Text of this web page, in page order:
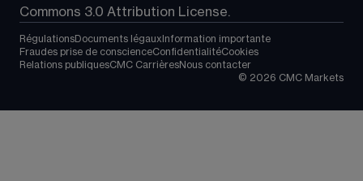
Commons 3.0 Attribution License.
RégulationsDocuments légaux Information importante
Fraudes prise de conscienceConfidentialitéCookies
Relations publiquesCMC CarrièresNous contacter
© 2026 CMC Markets